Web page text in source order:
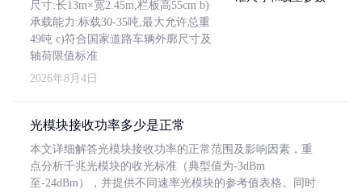
尺寸:长13m×宽2.45m,栏板高55cm b)
承载能力:标载30-35吨,最大允许总重
49吨 c)符合国家道路车辆外廓尺寸及
轴荷限值标准
2026年8月4日
光模块接收功率多少是正常
本文详细解答光模块接收功率的正常范围及影响因素，重
点分析千兆光模块的收光标准（典型值为-3dBm
至-24dBm），并提供不同速率光模块的参考值表格。同时